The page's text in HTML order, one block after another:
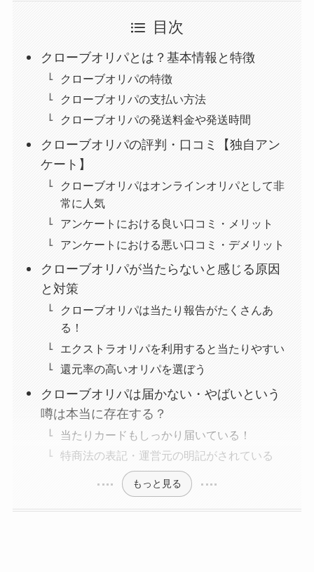
目次
クローブオリパとは？基本情報と特徴
クローブオリパの特徴
クローブオリパの支払い方法
クローブオリパの発送料金や発送時間
クローブオリパの評判・口コミ【独自アン
ケート】
クローブオリパはオンラインオリパとして非
常に人気
アンケートにおける良い口コミ・メリット
アンケートにおける悪い口コミ・デメリット
クローブオリパが当たらないと感じる原因
と対策
クローブオリパは当たり報告がたくさんあ
る！
エクストラオリパを利用すると当たりやすい
還元率の高いオリパを選ぼう
クローブオリパは届かない・やばいという
噂は本当に存在する？
当たりカードもしっかり届いている！
特商法の表記・運営元の明記がされている
もっと見る